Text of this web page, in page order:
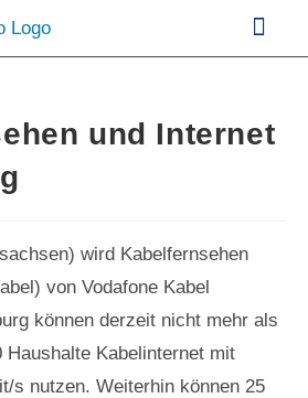
und Internet
wird Kabelfernsehen
von Vodafone Kabel
können derzeit nicht mehr als
Haushalte Kabelinternet mit
s nutzen. Weiterhin können 25